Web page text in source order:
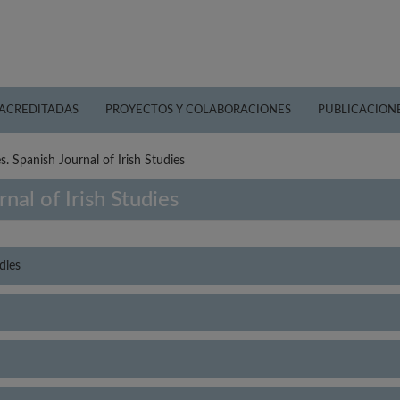
PROYECTOS Y COLABORACIONES
Spanish Journal of Irish Studies
of Irish Studies